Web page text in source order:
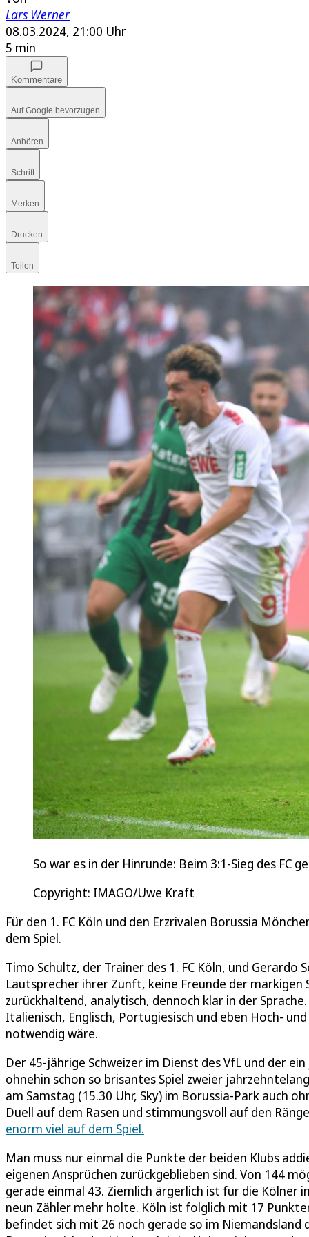
Lars Werner
08.03.2024, 21:00 Uhr
5 min
Kommentare
Auf Google bevorzugen
Anhören
Schrift
Merken
Drucken
Teilen
So war es in der Hinrunde: Beim 3:1-Sieg des
Copyright: IMAGO/Uwe Kraft
Für den 1. FC Köln und den Erzrivalen Borussia
dem Spiel.
Timo Schultz, der Trainer des 1. FC Köln, und Gerardo
Lautsprecher ihrer Zunft, keine Freunde der markigen
zurückhaltend, analytisch, dennoch klar in der
Italienisch, Englisch, Portugiesisch und eben Hoch-
notwendig wäre.
Der 45-jährige Schweizer im Dienst des VfL und der
ohnehin schon so brisantes Spiel zweier
am Samstag (15.30 Uhr, Sky) im Borussia-Park auch
Duell auf dem Rasen und stimmungsvoll auf den
enorm viel auf dem Spiel.
Man muss nur einmal die Punkte der beiden Klubs
eigenen Ansprüchen zurückgeblieben sind. Von 144
gerade einmal 43. Ziemlich ärgerlich ist für die Kölner
neun Zähler mehr holte. Köln ist folglich mit 17
befindet sich mit 26 noch gerade so im Niemandsland